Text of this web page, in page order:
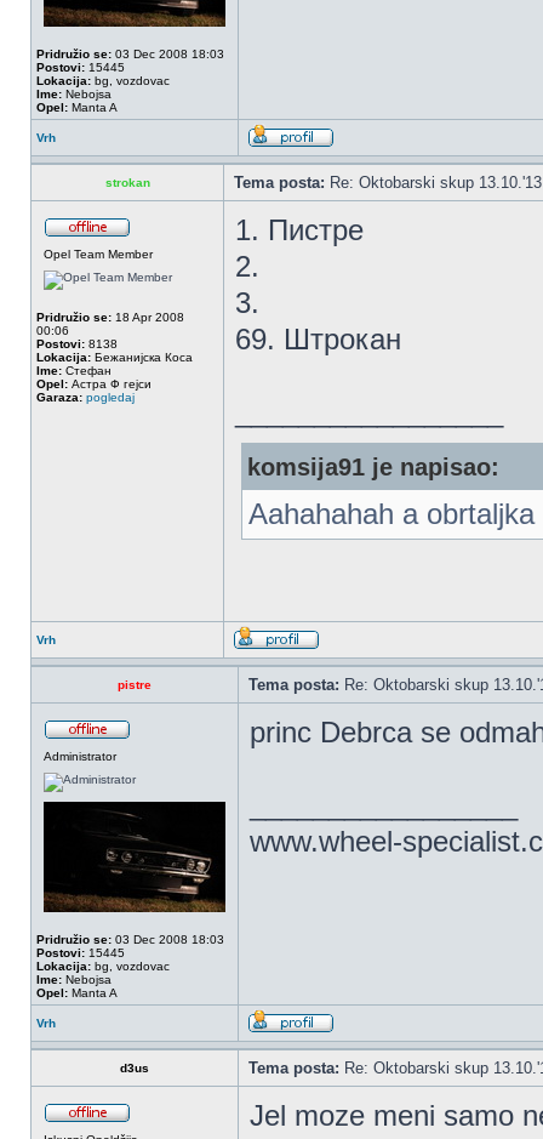
Pridružio se: 03 Dec 2008 18:03
Postovi: 15445
Lokacija: bg, vozdovac
Ime: Nebojsa
Opel: Manta A
Vrh
strokan Tema posta: Re: Oktobarski skup
Opel Team Member
Pridružio se: 18 Apr 2008
00:06
Postovi: 8138
Lokacija: Бежанијска Коса
Ime: Стефан
Opel: Астра Ф гејси
Garaza: pogledaj
1. Пистре
2.
3.
69. Штрокан
komsija91 je napisao:
Aahahahah a
Vrh
pistre Tema posta: Re: Oktobarski skup
Administrator
Pridružio se: 03 Dec 2008 18:03
Postovi: 15445
Lokacija: bg, vozdovac
Ime: Nebojsa
Opel: Manta A
princ Debrca se
www.wheel-
Vrh
d3us Tema posta: Re: Oktobarski skup
Jel moze meni samo